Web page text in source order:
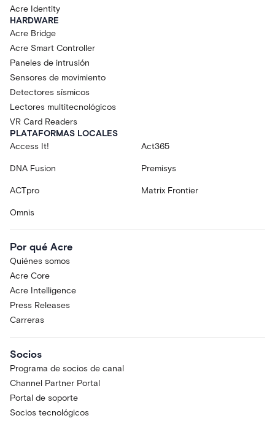
Acre Identity
HARDWARE
Acre Bridge
Acre Smart Controller
Paneles de intrusión
Sensores de movimiento
Detectores sísmicos
Lectores multitecnológicos
VR Card Readers
PLATAFORMAS LOCALES
Access It!
Act365
DNA Fusion Premisys
ACTpro Matrix Frontier
Omnis
Por qué Acre
Quiénes somos
Acre Core
Acre Intelligence
Press Releases
Carreras
Socios
Programa de socios de canal
Channel Partner Portal
Portal de soporte
Socios tecnológicos